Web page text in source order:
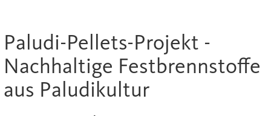
Paludi-Pellets-Projekt -
Nachhaltige Festbrennstoffe
aus Paludikultur